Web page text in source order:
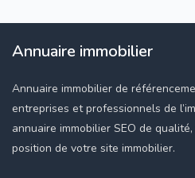
Annuaire immobilier
Annuaire immobilier de
entreprises et professionnels de
annuaire immobilier SEO de
position de votre site immobilier.